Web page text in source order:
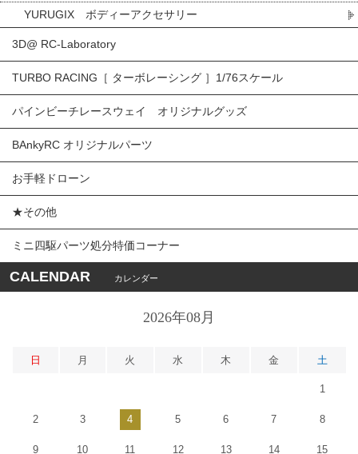
YURUGIX ボディーアクセサリー
3D@ RC-Laboratory
TURBO RACING［ ターボレーシング ］1/76スケール
パインビーチレースウェイ オリジナルグッズ
BAnkyRC オリジナルパーツ
お手軽ドローン
★その他
ミニ四駆パーツ処分特価コーナー
CALENDAR カレンダー
2026年08月
日 月 火 水 木 金 土
1
2 3 4 5 6 7 8
9 10 11 12 13 14 15